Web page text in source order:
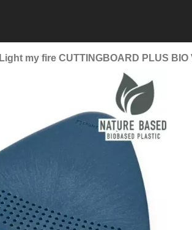
Light my fire CUTTINGBOARD PLUS